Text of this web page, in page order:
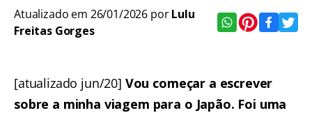
Atualizado em 26/01/2026 porLulu
Freitas Gorges
[atualizado jun/20] Vou começar a escrever
sobre a minha viagem para o Japão. Foi uma